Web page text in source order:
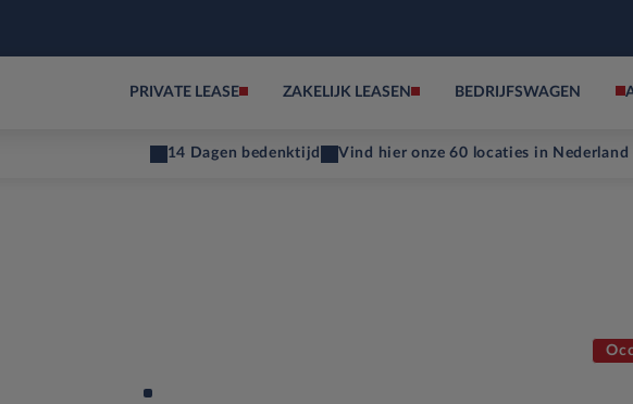
PRIVATE LEASE ZAKELIJK LEASEN BEDRIJFSWAGEN
14 Dagen bedenktijd Vind hier onze 60 locaties in Nederland